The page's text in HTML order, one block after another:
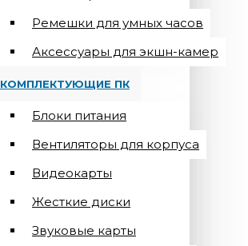
Ремешки для умных часов
Аксессуары для экшн-камер
КОМПЛЕКТУЮЩИЕ ПК
Блоки питания
Вентиляторы для корпуса
Видеокарты
Жесткие диски
Звуковые карты